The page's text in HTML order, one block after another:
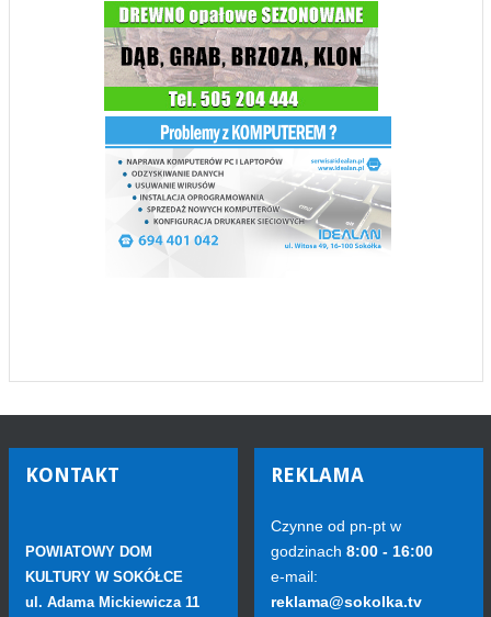
KONTAKT
POWIATOWY DOM
KULTURY W SOKÓŁCE
ul. Adama Mickiewicza 11
REKLAMA
Czynne od pn-pt w
godzinach 8:00 - 16:00
e-mail:
reklama@sokolka.tv